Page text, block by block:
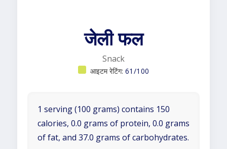
जेली फल
Snack
आइटम रेटिंग: 61/100
1 serving (100 grams) contains 150
calories, 0.0 grams of protein, 0.0 grams
of fat, and 37.0 grams of carbohydrates.